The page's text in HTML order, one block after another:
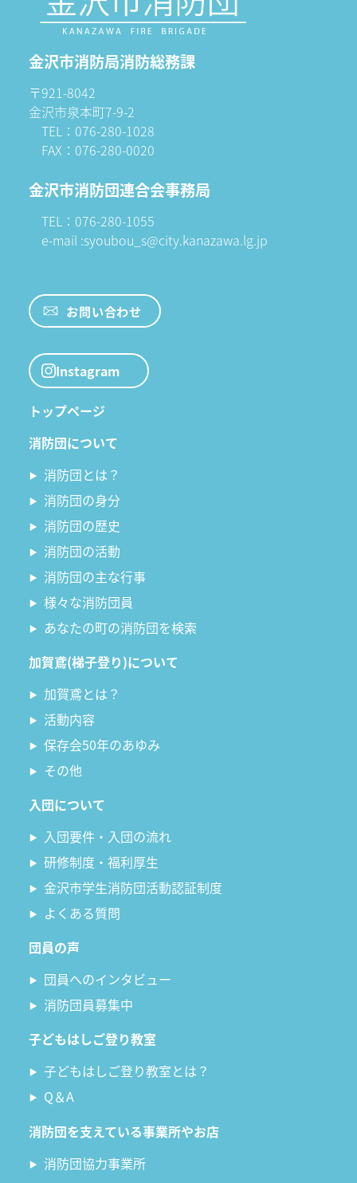
金沢市消防局消防総務課
〒921-8042
金沢市泉本町7-9-2
TEL：076-280-1028
FAX：076-280-0020
金沢市消防団連合会事務局
TEL：076-280-1055
e-mail :syoubou_s@city.kanazawa.lg.jp
お問い合わせ
Instagram
トップページ
消防団について
消防団とは？
消防団の身分
消防団の歴史
消防団の活動
消防団の主な行事
様々な消防団員
あなたの町の消防団を検索
加賀鳶(梯子登り)について
加賀鳶とは？
活動内容
保存会50年のあゆみ
その他
入団について
入団要件・入団の流れ
研修制度・福利厚生
金沢市学生消防団活動認証制度
よくある質問
団員の声
団員へのインタビュー
消防団員募集中
子どもはしご登り教室
子どもはしご登り教室とは？
Q＆A
消防団を支えている事業所やお店
消防団協力事業所